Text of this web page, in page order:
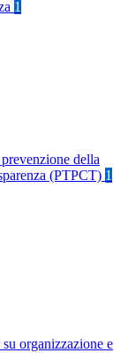
1
della
(PTPCT) 1
organizzazione e